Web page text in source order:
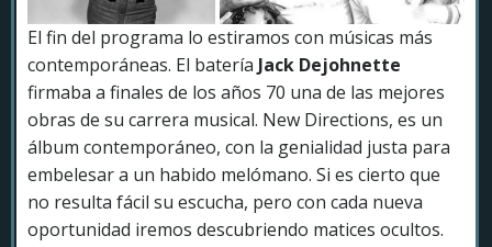
El fin del programa lo estiramos con músicas más
contemporáneas. El batería Jack Dejohnette
firmaba a finales de los años 70 una de las mejores
obras de su carrera musical. New Directions, es un
álbum contemporáneo, con la genialidad justa para
embelesar a un habido melómano. Si es cierto que
no resulta fácil su escucha, pero con cada nueva
oportunidad iremos descubriendo matices ocultos.